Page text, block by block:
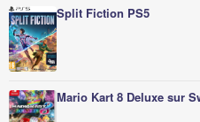
Split Fiction PS5
Mario Kart 8 Deluxe sur